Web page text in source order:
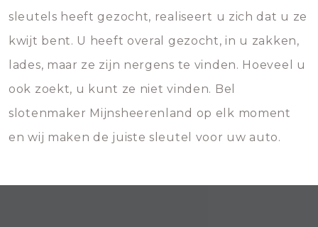
sleutels heeft gezocht, realiseert u zich dat u ze
kwijt bent. U heeft overal gezocht, in u zakken,
lades, maar ze zijn nergens te vinden. Hoeveel u
ook zoekt, u kunt ze niet vinden. Bel
slotenmaker Mijnsheerenland op elk moment
en wij maken de juiste sleutel voor uw auto.